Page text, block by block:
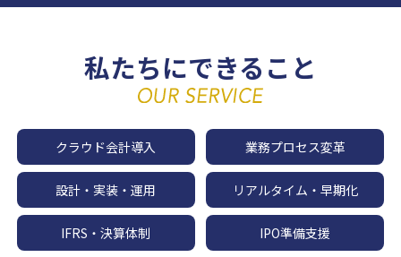
私たちにできること
クラウド会計導入 業務プロセス変革
設計・実装・運用 リアルタイム・早期化
IFRS・決算体制 IPO準備支援